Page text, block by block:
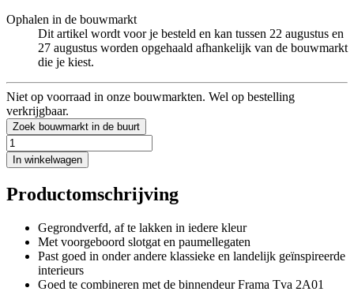
Ophalen in de bouwmarkt
Dit artikel wordt voor je besteld en kan tussen 22 augustus en
27 augustus worden opgehaald afhankelijk van de bouwmarkt
die je kiest.
Niet op voorraad in onze bouwmarkten. Wel op bestelling
verkrijgbaar.
Zoek bouwmarkt in de buurt
In winkelwagen
Productomschrijving
Gegrondverfd, af te lakken in iedere kleur
Met voorgeboord slotgat en paumellegaten
Past goed in onder andere klassieke en landelijk geïnspireerde
interieurs
Goed te combineren met de binnendeur Frama Tva 2A01